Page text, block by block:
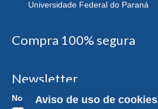
Universidade Federal do Paraná
Compra 100% segura
Newsletter
Nome:Aviso de uso de cookies